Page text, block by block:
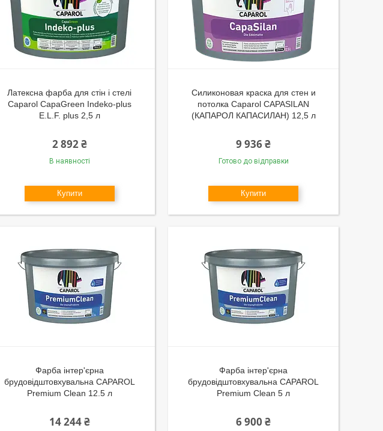
Латексна фарба для стін і стелі
Caparol CapaGreen Indeko-plus
E.L.F. plus 2,5 л
2 892 ₴
В наявності
Купити
Силиконовая краска для стен и
потолка Caparol CAPASILAN
(КАПАРОЛ КАПАСИЛАН) 12,5 л
9 936 ₴
Готово до відправки
Купити
Фарба інтер'єрна
брудовідштовхувальна CAPAROL
Premium Clean 12.5 л
14 244 ₴
Фарба інтер'єрна
брудовідштовхувальна CAPAROL
Premium Clean 5 л
6 900 ₴